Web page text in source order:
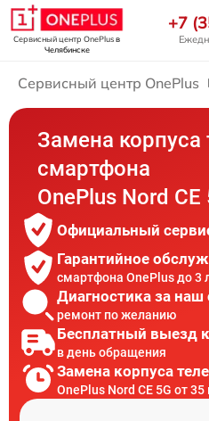
Сервисный центр OnePlusв
Челябинске
+7
Сервисный центр OnePlus
Замена корпуса
смартфона
OnePlus Nord CE
Официальный
Гарантийное
смартфона OnePlus до 3
Диагностика за наш
ремонт по желанию
Бесплатный выезд
в день обращения
Замена корпуса
OnePlus Nord CE 5G от